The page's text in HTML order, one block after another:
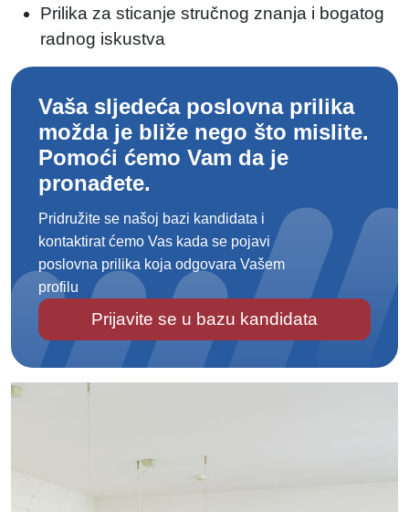
Prilika za sticanje stručnog znanja i bogatog
radnog iskustva
Vaša sljedeća poslovna prilika
možda je bliže nego što mislite.
Pomoći ćemo Vam da je
pronađete.
Pridružite se našoj bazi kandidata i
kontaktirat ćemo Vas kada se pojavi
poslovna prilika koja odgovara Vašem
profilu
Prijavite se u bazu kandidata